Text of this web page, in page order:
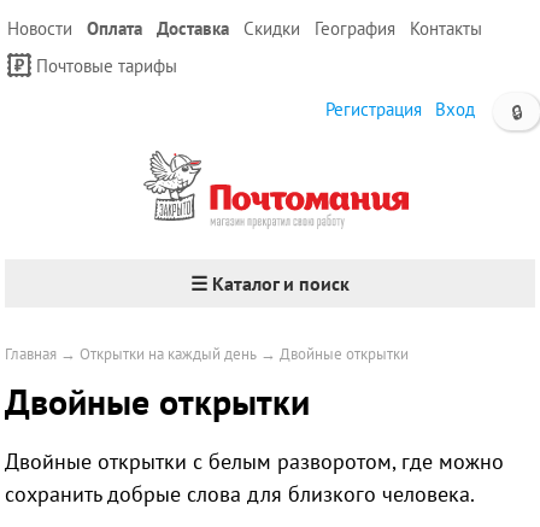
Новости Оплата Доставка Скидки География
Контакты
Почтовые тарифы
🔒
Регистрация Вход
☰ Каталог и поиск
Главная → Открытки на каждый день →Двойные открытки
Двойные открытки
Двойные открытки с белым разворотом, где можно
сохранить добрые слова для близкого человека.